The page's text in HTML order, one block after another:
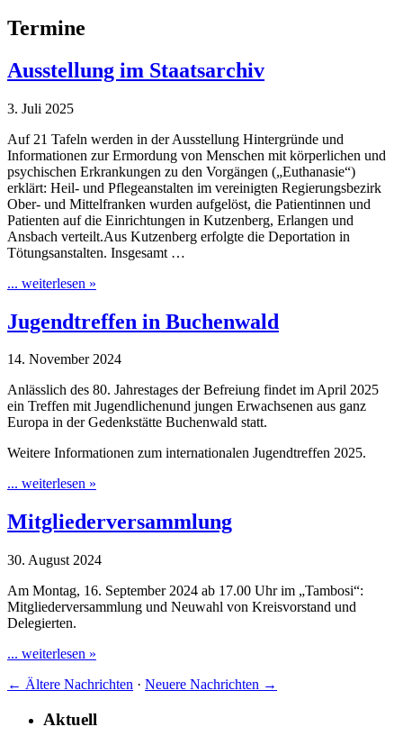
Termine
Ausstellung im Staatsarchiv
3. Juli 2025
Auf 21 Tafeln werden in der Ausstellung Hintergründe und
Informationen zur Ermordung von Menschen mit körperlichen und
psychischen Erkrankungen zu den Vorgängen („Euthanasie“)
erklärt: Heil- und Pflegeanstalten im vereinigten Regierungsbezirk
Ober- und Mittelfranken wurden aufgelöst, die Patientinnen und
Patienten auf die Einrichtungen in Kutzenberg, Erlangen und
Ansbach verteilt.Aus Kutzenberg erfolgte die Deportation in
Tötungsanstalten. Insgesamt …
... weiterlesen »
Jugendtreffen in Buchenwald
14. November 2024
Anlässlich des 80. Jahrestages der Befreiung findet im April 2025
ein Treffen mit Jugendlichenund jungen Erwachsenen aus ganz
Europa in der Gedenkstätte Buchenwald statt.
Weitere Informationen zum internationalen Jugendtreffen 2025.
... weiterlesen »
Mitgliederversammlung
30. August 2024
Am Montag, 16. September 2024 ab 17.00 Uhr im „Tambosi“:
Mitgliederversammlung und Neuwahl von Kreisvorstand und
Delegierten.
... weiterlesen »
← Ältere Nachrichten · Neuere Nachrichten →
Aktuell